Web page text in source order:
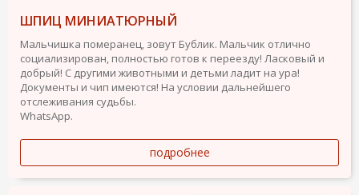
ШПИЦ МИНИАТЮРНЫЙ
Мальчишка померанец, зовут Бублик. Мальчик отлично
социализирован, полностью готов к переезду! Ласковый и
добрый! С другими животными и детьми ладит на ура!
Документы и чип имеются! На условии дальнейшего
отслеживания судьбы.
WhatsApp.
подробнее